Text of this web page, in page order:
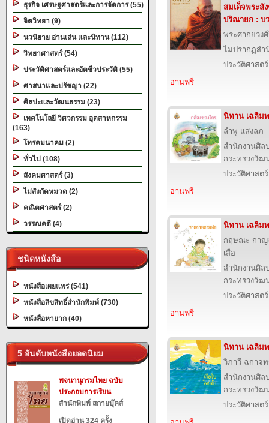
ธุรกิจ เศรษฐศาสตร์และการจัดการ (55)
จิตวิทยา (9)
นวนิยาย อ่านเล่น และนิทาน (112)
วิทยาศาสตร์ (54)
ประวัติศาสตร์และอัตชีวประวัติ (55)
ศาสนาและปรัชญา (22)
ศิลปะและวัฒนธรรม (23)
เทคโนโลยี วิศวกรรม อุตสาหกรรม
(163)
โทรคมนาคม (2)
ทั่วไป (108)
สังคมศาสตร์ (3)
ไม่สังกัดหมวด (2)
คณิตศาสตร์ (2)
วรรณคดี (4)
ชนิดหนังสือ
หนังสือเผยแพร่ (541)
หนังสือลิขสิทธิ์สำนักพิมพ์ (730)
หนังสือหายาก (40)
5 อันดับหนังสือยอดนิยม
พจนานุกรมไทย ฉบับ
ประกอบการเรียน
สำนักพิมพ์ สกายบุ๊คส์
เปิดอ่าน 324 ครั้ง
สมเด็จพระสั
ปริณายก : บ
พระศากยวง
ไม่ปรากฏส
ประวัติศาสต
อ่านฟรี
นิทาน เฉลิม
ลำพู แสงลภ
สำนักงานศิ
กระทรวงวัฒ
ประวัติศาสต
อ่านฟรี
นิทาน เฉลิม
กฤษณะ กาญ
เสือ
สำนักงานศิ
กระทรวงวัฒ
ประวัติศาสต
อ่านฟรี
นิทาน เฉลิม
วิภาวี ฉกาจ
สำนักงานศิ
กระทรวงวัฒ
ประวัติศาสต